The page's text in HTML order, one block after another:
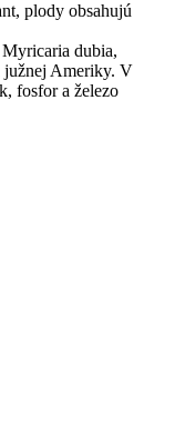
plody obsahujú
dubia,
južnej Ameriky. V
fosfor a železo